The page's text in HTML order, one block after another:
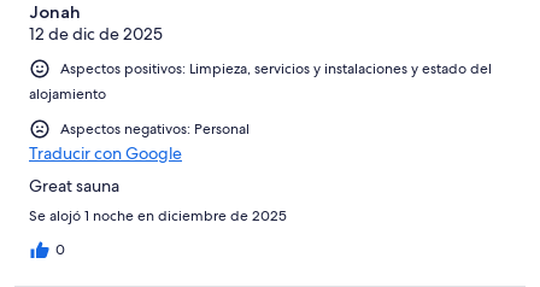
Jonah
12 de dic de 2025
Aspectos positivos: Limpieza, servicios y instalaciones y estado del
alojamiento
Aspectos negativos: Personal
Traducir con Google
Great sauna
Se alojó 1 noche en diciembre de 2025
0